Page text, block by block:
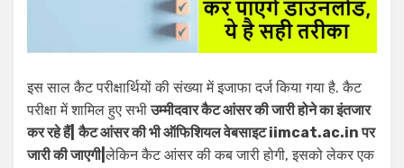
इस साल कैट परीक्षार्थियों की संख्या में इजाफा दर्ज किया गया है. कैट
परीक्षा में शामिल हुए सभीउम्मीदवार कैट आंसर की जारी होने का इंतजार
कर रहे हैं| कैट आंसर की भी ऑफिशियल वेबसाइट iimcat.ac.in पर
जारी की जाएगी|लेकिन कैट आंसर की कब जारी होगी, इसको लेकर एक